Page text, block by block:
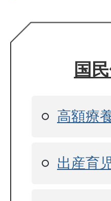
国
高額療
出産育